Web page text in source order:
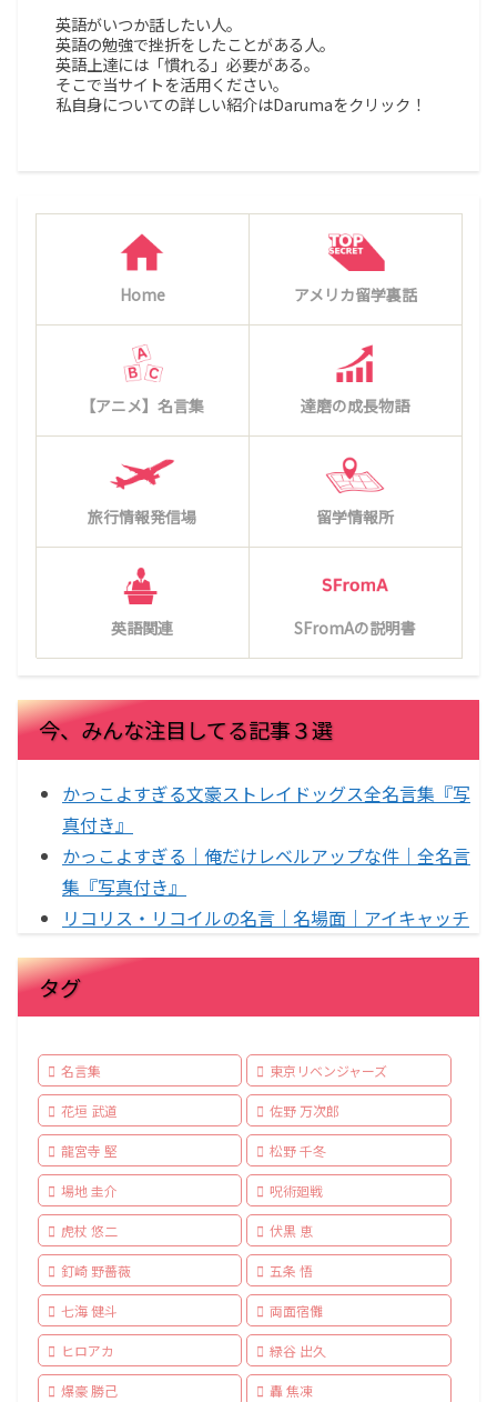
英語がいつか話したい人。
英語の勉強で挫折をしたことがある人。
英語上達には「慣れる」必要がある。
そこで当サイトを活用ください。
私自身についての詳しい紹介はDarumaをクリック！
Home アメリカ留学裏話
【アニメ】名言集 達磨の成長物語
旅行情報発信場 留学情報所
英語関連 SFromAの説明書
今、みんな注目してる記事３選
かっこよすぎる文豪ストレイドッグス全名言集『写
真付き』
かっこよすぎる｜俺だけレベルアップな件｜全名言
集『写真付き』
リコリス・リコイルの名言｜名場面｜アイキャッチ
タグ
名言集 東京リベンジャーズ
花垣 武道 佐野 万次郎
龍宮寺 堅 松野 千冬
場地 圭介 呪術廻戦
虎杖 悠二 伏黒 恵
釘崎 野薔薇 五条 悟
七海 健斗 両面宿儺
ヒロアカ 緑谷 出久
爆豪 勝己 轟 焦凍